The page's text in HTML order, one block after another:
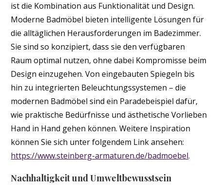
ist die Kombination aus Funktionalität und Design.
Moderne Badmöbel bieten intelligente Lösungen für
die alltäglichen Herausforderungen im Badezimmer.
Sie sind so konzipiert, dass sie den verfügbaren
Raum optimal nutzen, ohne dabei Kompromisse beim
Design einzugehen. Von eingebauten Spiegeln bis
hin zu integrierten Beleuchtungssystemen – die
modernen Badmöbel sind ein Paradebeispiel dafür,
wie praktische Bedürfnisse und ästhetische Vorlieben
Hand in Hand gehen können. Weitere Inspiration
können Sie sich unter folgendem Link ansehen:
https://www.steinberg-armaturen.de/badmoebel.
Nachhaltigkeit und Umweltbewusstsein